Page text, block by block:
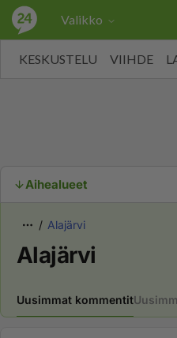
Valikko
KESKUSTELU VIIHDE
Aihealueet
Alajärvi
Alajärvi
Uusimmat kommentit